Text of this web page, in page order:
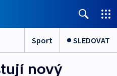
Sport SLEDOVAT
nový